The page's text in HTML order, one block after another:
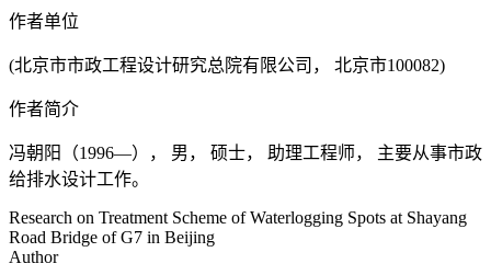
作者单位
(北京市市政工程设计研究总院有限公司， 北京市100082)
作者简介
冯朝阳（1996—）， 男， 硕士， 助理工程师， 主要从事市政
给排水设计工作。
Research on Treatment Scheme of Waterlogging Spots at Shayang
Road Bridge of G7 in Beijing
Author